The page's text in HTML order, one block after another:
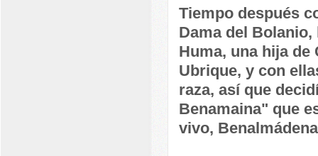
Tiempo después
Dama del Bolanio,
Huma, una hija de
Ubrique, y con
raza, así que
Benamaina" que
vivo,